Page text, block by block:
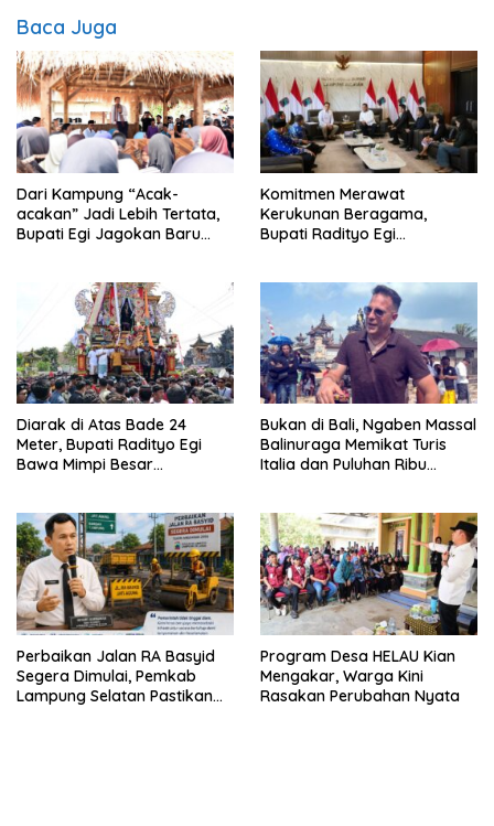
Baca Juga
Dari Kampung “Acak-
acakan” Jadi Lebih Tertata,
Bupati Egi Jagokan Baru
Komitmen Merawat
Kerukunan Beragama,
Bupati Radityo Egi
Lampung
Diarak di Atas Bade 24
Meter, Bupati Radityo Egi
Bawa Mimpi Besar
Bukan di Bali, Ngaben Massal
Balinuraga Memikat Turis
Italia dan Puluhan Ribu
Perbaikan Jalan RA Basyid
Segera Dimulai, Pemkab
Lampung Selatan Pastikan
Program Desa HELAU Kian
Mengakar, Warga Kini
Rasakan Perubahan Nyata